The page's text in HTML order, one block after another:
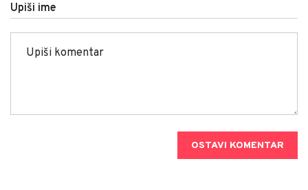
Upiši ime
OSTAVI KOMENTAR